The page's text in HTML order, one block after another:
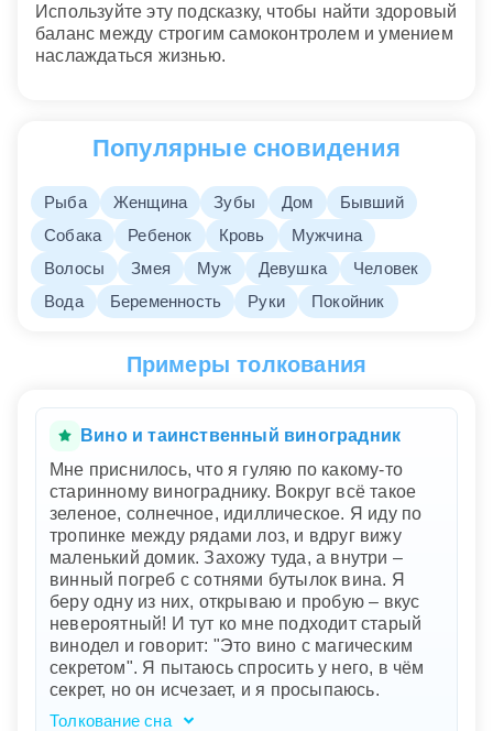
Используйте эту подсказку, чтобы найти здоровый
баланс между строгим самоконтролем и умением
наслаждаться жизнью.
Популярные сновидения
Рыба Женщина Зубы Дом
Бывший
Собака
Ребенок Кровь
Мужчина
Волосы
Змея Муж Девушка
Человек
Вода
Беременность Руки Покойник
Примеры толкования
Вино и таинственный виноградник
Мне приснилось, что я гуляю по какому-то
старинному винограднику. Вокруг всё такое
зеленое, солнечное, идиллическое. Я иду по
тропинке между рядами лоз, и вдруг вижу
маленький домик. Захожу туда, а внутри –
винный погреб с сотнями бутылок вина. Я
беру одну из них, открываю и пробую – вкус
невероятный! И тут ко мне подходит старый
винодел и говорит: "Это вино с магическим
секретом". Я пытаюсь спросить у него, в чём
секрет, но он исчезает, и я просыпаюсь.
Толкование сна